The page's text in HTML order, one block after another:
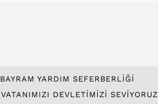
BAYRAM YARDIM SEFERBERLİĞİ
VATANIMIZI DEVLETİMİZİ SEVİYORUZ